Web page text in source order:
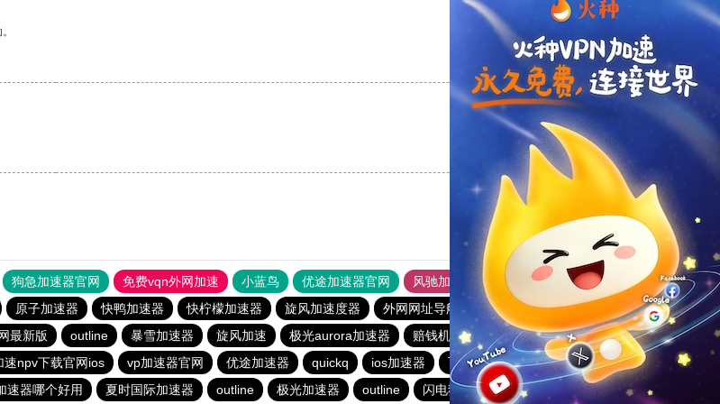
支持 [0] 反对 [0]
支持
狗急加速器官网 免费vqn外网加速 小蓝鸟 优途加速器官网 风驰加速器
旋风加速器
原子加速器 快鸭加速器 快柠檬加速器 旋风加速度器 外网网址导航 软件中心 雷霆加速
狂飙加速器
最新版 outline 暴雪加速器 旋风加速 极光aurora加速器 赔钱机场官网 加速器旋风
twitter加速器
速npv下载官网ios vp加速器官网 优途加速器 quickq ios加速器 飞驰加速器15分钟试用
香蕉加速器官网
速器哪个好用 夏时国际加速器 outline 极光加速器 outline 闪电猫加速器 雷霆加速免费永久